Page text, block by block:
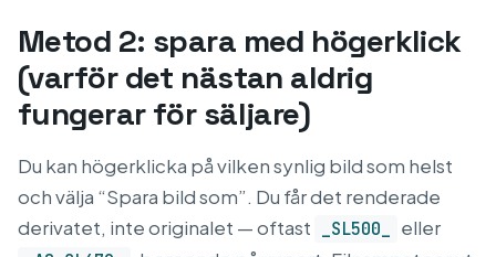
Metod 2: spara med högerklick
(varför det nästan aldrig
fungerar för säljare)
Du kan högerklicka på vilken synlig bild som helst
och välja “Spara bild som”. Du får det renderade
derivatet, inte originalet — oftast
_SL500_ eller